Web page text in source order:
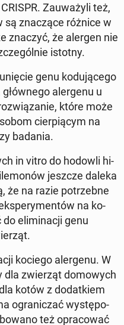
Za­uwa­ży­li też,
są zna­czą­ce różnice w
znaczyć, że alergen nie
istotny.
genu ko­du­ją­ce­go
aler­ge­nu u
które może
cier­pią­cym na
badania.
in vitro do hodowli hi­
jeszcze daleka
że na razie po­trzeb­ne
na ko­
eli­mi­na­cji genu
kociego aler­ge­nu. W
dla zwie­rząt do­mo­wych
kotów z do­dat­kiem
ogra­ni­czać wy­stę­po­
też opra­co­wać